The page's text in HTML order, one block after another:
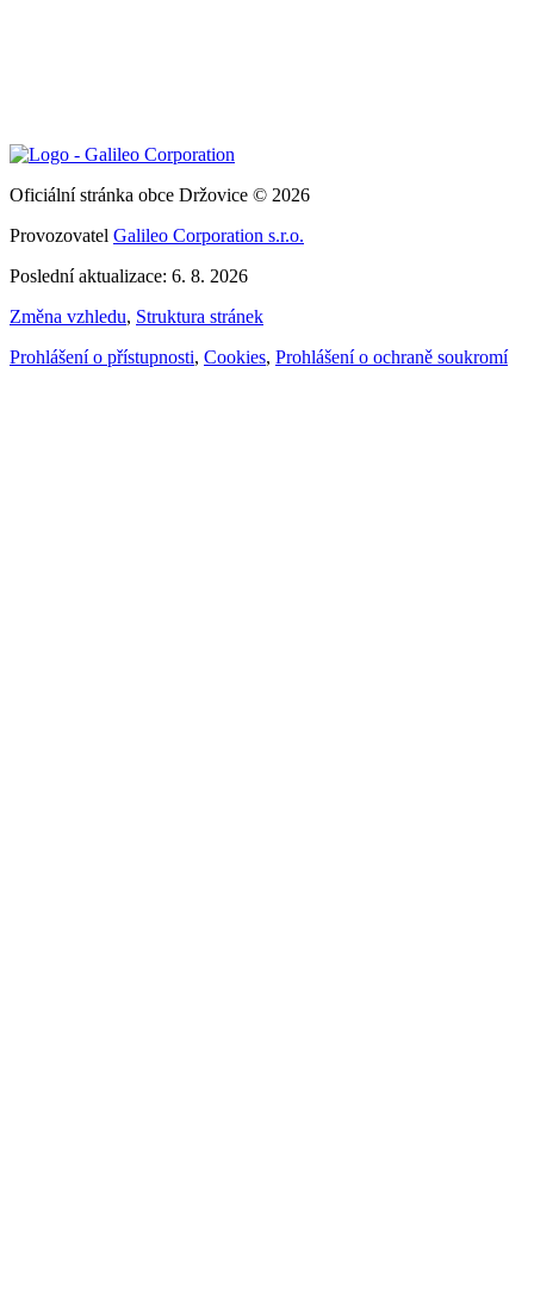
Oficiální stránka obce Držovice © 2026
Provozovatel Galileo Corporation s.r.o.
Poslední aktualizace: 6. 8. 2026
Změna vzhledu, Struktura stránek
Prohlášení o přístupnosti, Cookies, Prohlášení o ochraně soukromí